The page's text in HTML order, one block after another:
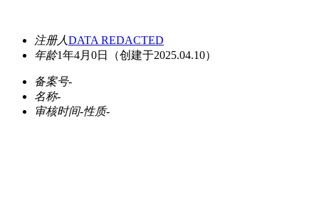
注册人DATA REDACTED
年龄1年4月0日 （创建于2025.04.10）
备案号-
名称-
审核时间-性质-